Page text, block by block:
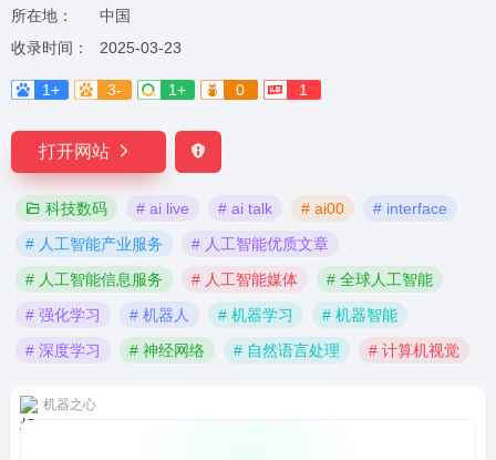
所在地：
中国
收录时间：
2025-03-23
1+ 3- 1+ 0 1
打开网站
科技数码 # ai live # ai talk # ai00
# interface
# 人工智能产业服务
# 人工智能优质文章
# 人工智能信息服务
# 人工智能媒体
# 全球人工智能
# 强化学习
# 机器人 # 机器学习
# 机器智能
# 深度学习
# 神经网络 # 自然语言处理 # 计算机视觉
机器之心